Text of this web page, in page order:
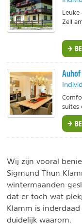
Zell
Auhof
suites
Wij zijn vooral
Sigmund Thun
wintermaanden
dat er toch wat
Klamm is
duidelijk waarom.